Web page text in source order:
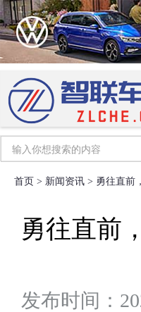
首页 > 新闻资讯 > 勇往直前
勇往直前
发布时间：